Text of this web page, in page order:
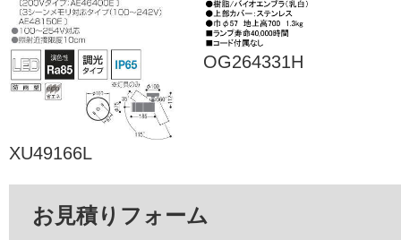
XU49166L
OG264331H
お見積りフォーム